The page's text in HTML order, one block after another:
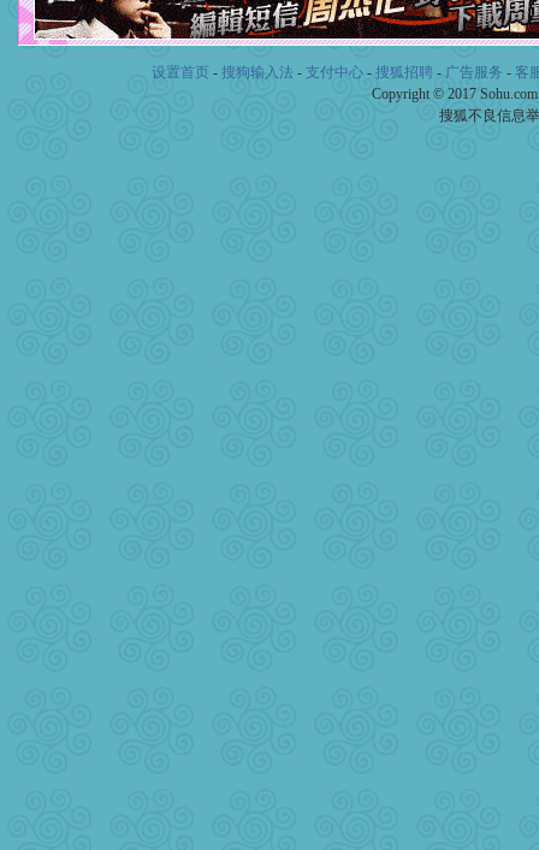
设置首页 - 搜狗输入法 - 支付中心- 搜狐招聘- 广告服务 - 客
Copyright © 2017
搜狐不良信息